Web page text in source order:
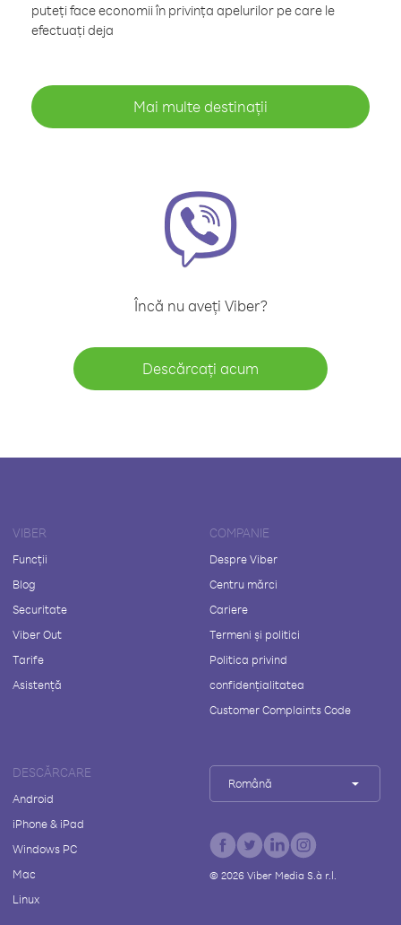
puteți face economii în privința apelurilor pe care le
efectuați deja
Mai multe destinații
Încă nu aveți Viber?
Descărcați acum
VIBER
Funcții
Blog
Securitate
Viber Out
Tarife
Asistență
COMPANIE
Despre Viber
Centru mărci
Cariere
Termeni și politici
Politica privind
confidențialitatea
Customer Complaints Code
DESCĂRCARE
Android
iPhone & iPad
Windows PC
Mac
Linux
Română
© 2026Viber Media S.à r.l.